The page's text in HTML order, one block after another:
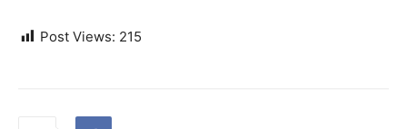
Post Views: 215